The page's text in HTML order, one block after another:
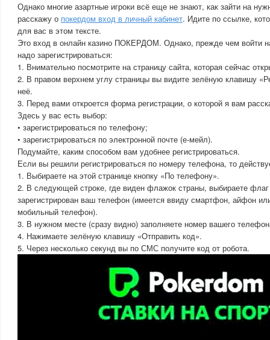
Однако многие азартные игроки всё еще не знают, как зайти на
расскажу о покердом вход в личный кабинет. Идите по ссылке,
для вас в этом тексте.
Это вход в онлайн казино ПОКЕРДОМ. Однако, прежде чем войти
надо зарегистрироваться:
1. Внимательно посмотрите на страницу сайта, которая сейчас
2. В правом верхнем углу страницы вы видите зелёную клавишу
неё.
3. Перед вами откроется форма регистрации, о которой я вам
Здесь у вас есть выбор:
• зарегистрироваться по телефону;
• зарегистрироваться по электронной почте (е-мейл).
Подумайте, каким способом вам удобнее регистрироваться.
Если вы решили регистрироваться по номеру телефона, то
1. Выбираете на этой странице кнопку «По телефону».
2. В следующей строке, где виден флажок страны, выбираете флаг
зарегистрирован ваш телефон (имеется ввиду смартфон, айфон
мобильный телефон).
3. В нужном месте (сразу видно) заполняете номер вашего
4. Нажимаете зелёную клавишу «Отправить код».
5. Через несколько секунд вы по СМС получите код от робота.